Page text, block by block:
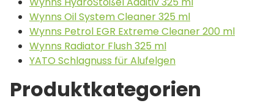
Wynns Oil System Cleaner 325 ml
Wynns Petrol EGR Extreme Cleaner 200 ml
Wynns Radiator Flush 325 ml
YATO Schlagnuss für Alufelgen
Produktkategorien